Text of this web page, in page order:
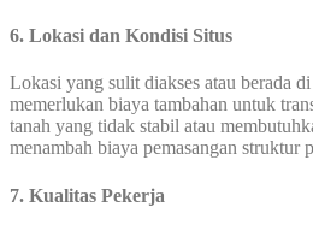
6. Lokasi dan Kondisi Situs
Lokasi yang sulit diakses atau berada
memerlukan biaya tambahan untuk
tanah yang tidak stabil atau
menambah biaya pemasangan struktur
7. Kualitas Pekerja